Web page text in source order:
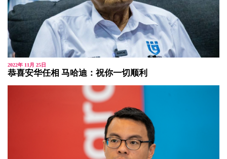
2022年 11月 25日
恭喜安华任相 马哈迪：祝你一切顺利